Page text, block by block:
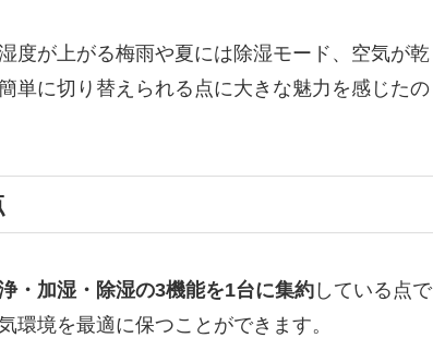
度が上がる梅雨や夏には除湿モード、空気が乾
単に切り替えられる点に大きな魅力を感じたの
・加湿・除湿の3機能を1台に集約 している点で
環境を最適に保つことができます。